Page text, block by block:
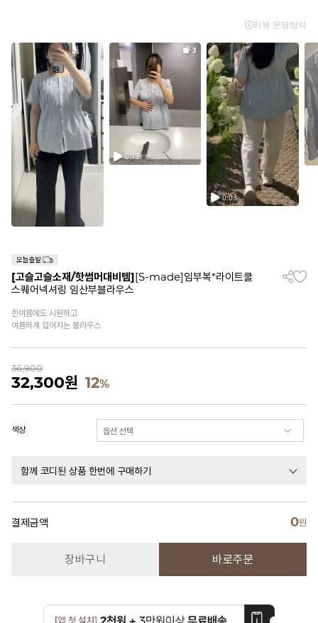
[고슬고슬소재/핫썸머대비템][S-made]임부복*라이트쿨
스퀘어넥셔링 임산부블라우스
한여름에도 시원하고
여름하게 입어지는 블라우스
36,900
32,300원 12%
색상
함께 코디된 상품 한번에 구매하기
결제금액 0원
장바구니 바로주문